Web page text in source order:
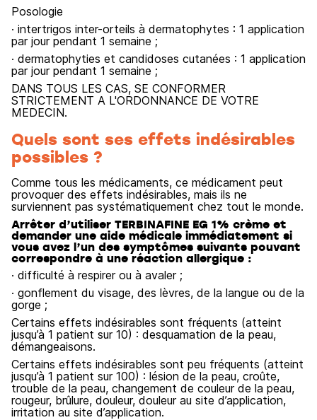
Posologie
· intertrigos inter-orteils à dermatophytes : 1 application
par jour pendant 1 semaine ;
· dermatophyties et candidoses cutanées : 1 application
par jour pendant 1 semaine ;
DANS TOUS LES CAS, SE CONFORMER
STRICTEMENT A L'ORDONNANCE DE VOTRE
MEDECIN.
Quels sont ses effets indésirables
possibles ?
Comme tous les médicaments, ce médicament peut
provoquer des effets indésirables, mais ils ne
surviennent pas systématiquement chez tout le monde.
Arrêter d’utiliser TERBINAFINE EG 1% crème et
demander une aide médicale immédiatement si
vous avez l’un des symptômes suivants pouvant
correspondre à une réaction allergique :
· difficulté à respirer ou à avaler ;
· gonflement du visage, des lèvres, de la langue ou de la
gorge ;
Certains effets indésirables sont fréquents (atteint
jusqu’à 1 patient sur 10) : desquamation de la peau,
démangeaisons.
Certains effets indésirables sont peu fréquents (atteint
jusqu’à 1 patient sur 100) : lésion de la peau, croûte,
trouble de la peau, changement de couleur de la peau,
rougeur, brûlure, douleur, douleur au site d’application,
irritation au site d’application.